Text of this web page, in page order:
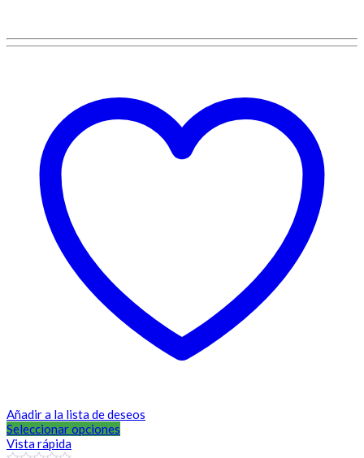
Añadir a la lista de deseos
Seleccionar opciones
Vista rápida